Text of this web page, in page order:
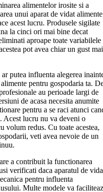
alimentelor irosite si a
unui aparat de vidat alimente
acest lucru. Produsele sigilate
la cinci ori mai bine decat
aproape toate variabilele
pot avea chiar un gust mai
putea influenta alegerea
pentru gospodaria ta.
au perioade largi de
de acasa necesita anumite
pentru a se raci atunci
Acest lucru nu va deveni o
volum redus. Cu toate acestea,
veti avea nevoie de un
a contribuit la functionarea
verificati daca aparatul de
pentru influenta
Multe modele va